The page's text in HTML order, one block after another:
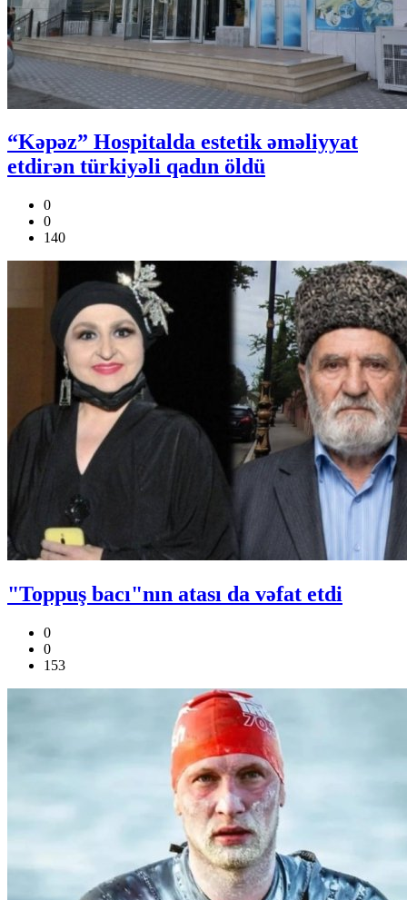
“Kəpəz” Hospitalda estetik əməliyyat
etdirən türkiyəli qadın öldü
0
0
140
"Toppuş bacı"nın atası da vəfat etdi
0
0
153